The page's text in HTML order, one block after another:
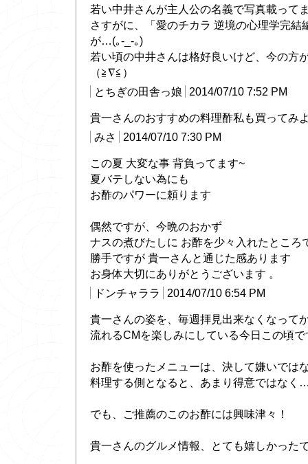
若い中井さんが主人公の名義で写真載って
さすがに、「愛のチカラ 逆境の心理学完結
が…(｡-_-｡)
若い頃の中井さんは格好良いけど、今の方
（≧∇≦）
とちぎの田舎っ娘
2014/07/10 7:52 PM
貴一さんのおすすめの料理酢私も買ってみ
みさ
2014/07/10 7:30 PM
この夏 大変な事 背負ってます~
夏バテしない為にも
お酢のパワーに頼ります
偶然ですが、今晩のおかず
ナスの煮びたしに お酢を少々入れたところ
勝手ですが 貴一さんと通じた感あります
お身体大切にありがとうございます 。
ドンチャララ
2014/07/10 6:54 PM
貴一さんの姿を、毎週拝見出来なくなって
流れるCMを楽しみにしている今日この頃で
お酢を使ったメニューは、決して嫌いでは
料理する側となると、あまり得意ではなく
でも、ご推薦のこのお酢には興味津々！
貴一さんのグルメ情報、とても嬉しかった